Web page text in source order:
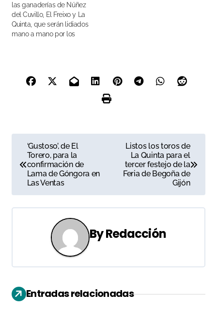
las ganaderías de Núñez
del Cuvillo, El Freixo y La
Quinta, que serán lidiados
mano a mano por los
a
e
c
i
ó
‘Gustoso’, de El
Torero, para la
confirmación de
Lama de Góngora en
Las Ventas
Listos los toros de
La Quinta para el
tercer festejo de la
Feria de Begoña de
Gijón
ByRedacción
Entradas relacionadas